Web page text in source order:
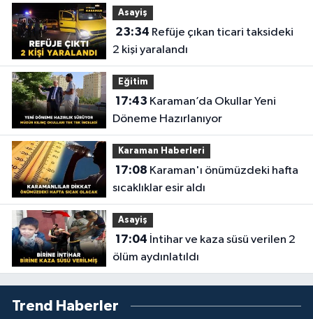
Asayiş
23:34
2 kişi yaralandı
Eğitim
17:43
Döneme Hazırlanıyor
Karaman Haberleri
17:08
sıcaklıklar esir aldı
Asayiş
17:04
ölüm aydınlatıldı
Trend Haberler